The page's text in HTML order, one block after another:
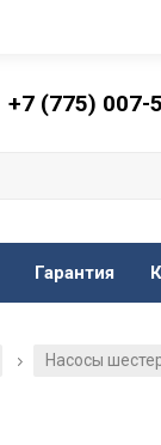
+7 (775) 007-
Гарантия
/ Насосы